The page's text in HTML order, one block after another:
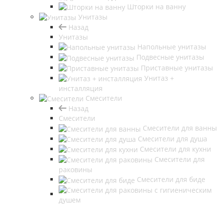
Шторки на ванну
Унитазы
Назад
Унитазы
Напольные унитазы
Подвесные унитазы
Приставные унитазы
Унитаз +
инсталляция
Смесители
Назад
Смесители
Смесители для ванны
Смесители для душа
Смесители для кухни
Смесители для
раковины
Смесители для биде